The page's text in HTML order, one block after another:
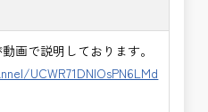
業務（数量算出、図面の
画で説明しております。
UCWR71DNlOsPN6LMd